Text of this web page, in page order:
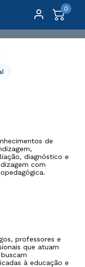
0
de
diagnóstico e
com
professores e
que atuam
à educação e